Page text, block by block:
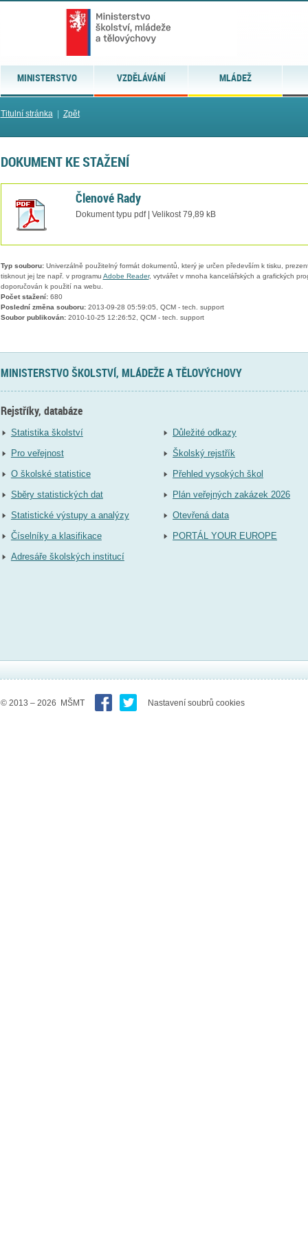
MINISTERSTVO VZDĚLÁVÁNÍ MLÁDEŽ
Titulní stránka| Zpět
DOKUMENT KE STAŽENÍ
Členové Rady
Dokument typu pdf | Velikost 79,89 kB
Typ souboru:Univerzálně použitelný formát dokumentů, který je určen především k tisku,
tisknout jej lze např. v programu Adobe Reader, vytvářet v mnoha kancelářských a grafických
doporučován k použití na webu.
Počet stažení:680
Poslední změna souboru:2013-09-28 05:59:05, QCM - tech. support
Soubor publikován:2010-10-25 12:26:52, QCM - tech. support
MINISTERSTVO ŠKOLSTVÍ, MLÁDEŽE A TĚLOVÝCHOVY
Rejstříky, databáze
Statistika školství
Pro veřejnost
O školské statistice
Sběry statistických dat
Statistické výstupy a analýzy
Číselníky a klasifikace
Adresáře školských institucí
Důležité odkazy
Školský rejstřík
Přehled vysokých škol
Plán veřejných zakázek 2026
Otevřená data
PORTÁL YOUR EUROPE
© 2013 – 2026 MŠMT Nastavení soubrů cookies